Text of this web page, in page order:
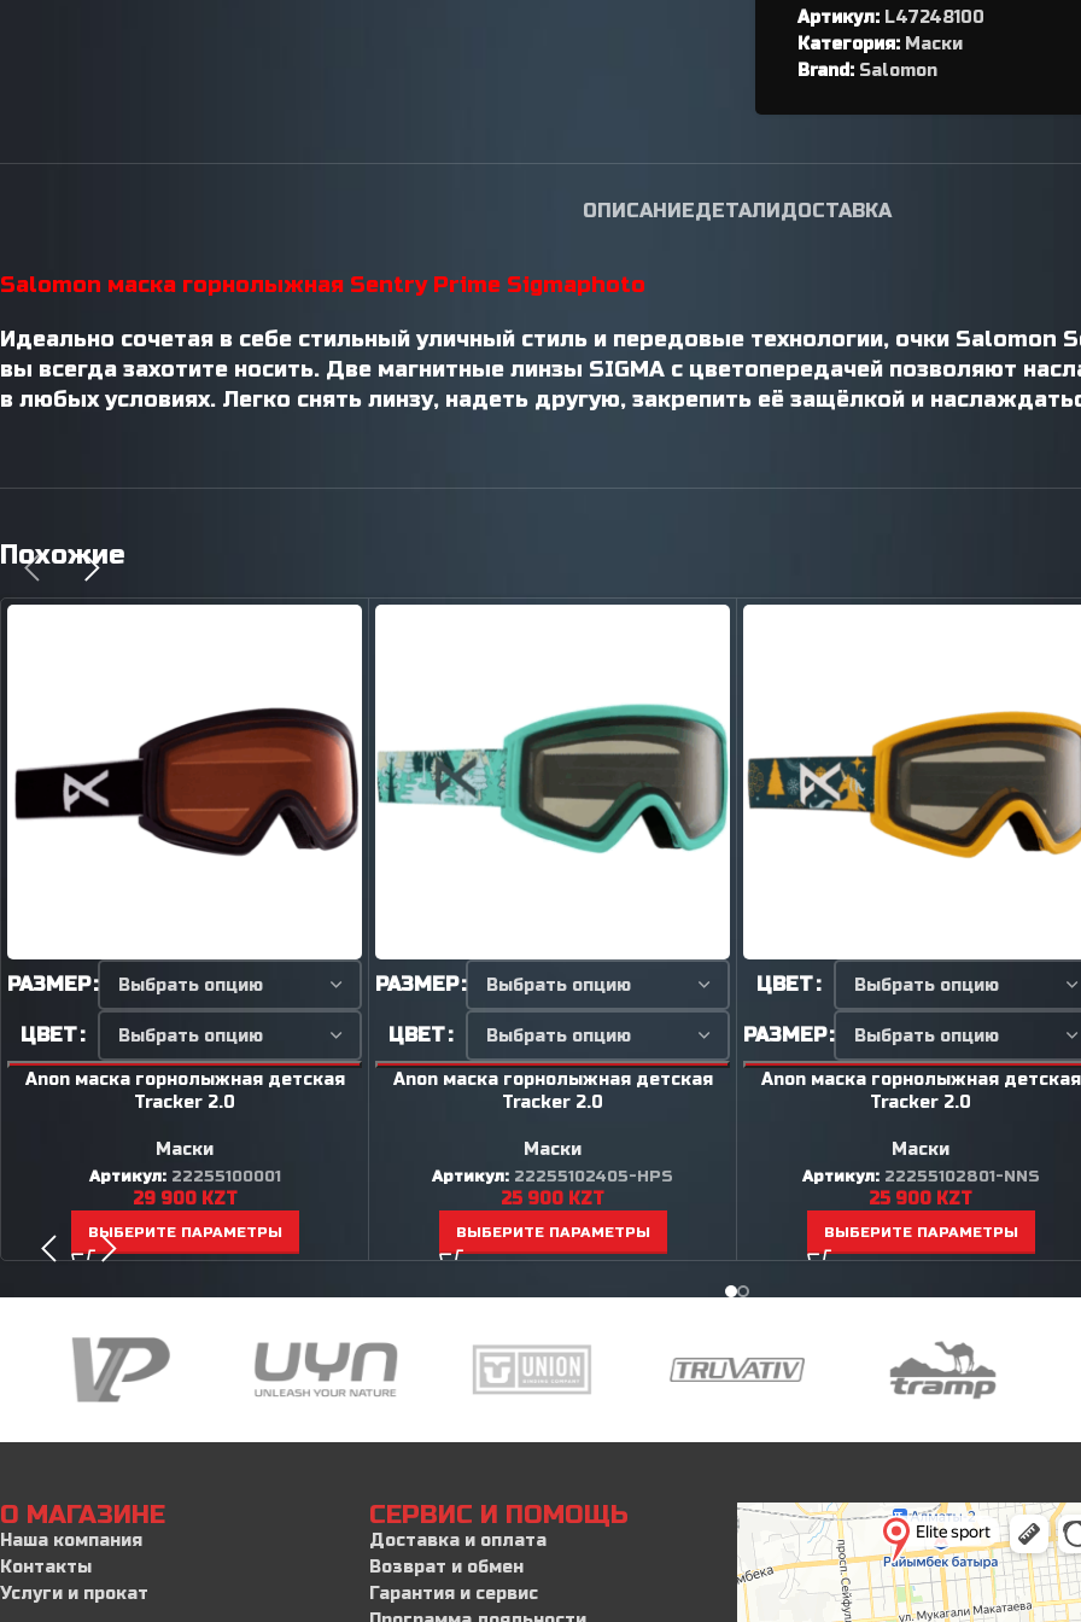
переключателя
Петухи
Артикул: L47248100
Категория: Маски
Brand: Salomon
ОПИСАНИЕДЕТАЛИДОСТАВКА
Salomon маска горнолыжная Sentry Prime Sigmaphoto
Идеально сочетая в себе стильный уличный стиль и передовые технологии, очки Salomon
вы всегда захотите носить. Две магнитные линзы SIGMA с цветопередачей позволяют
в любых условиях. Легко снять линзу, надеть другую, закрепить её защёлкой и
Похожие
РАЗМЕР
ЦВЕТ
Anon маска горнолыжная детская
Tracker 2.0
Маски
Артикул: 22255100001
29 900 KZT
ВЫБЕРИТЕ ПАРАМЕТРЫ
РАЗМЕР
ЦВЕТ
Anon маска горнолыжная детская
Tracker 2.0
Маски
Артикул: 22255102405-HPS
25 900 KZT
ВЫБЕРИТЕ ПАРАМЕТРЫ
ЦВЕТ
РАЗМЕР
Anon маска горнолыжная детская
Tracker 2.0
Маски
Артикул: 22255102801-NNS
25 900 KZT
ВЫБЕРИТЕ ПАРАМЕТРЫ
О МАГАЗИНЕ
Наша компания
Контакты
Услуги и прокат
СЕРВИС И ПОМОЩЬ
Доставка и оплата
Возврат и обмен
Гарантия и сервис